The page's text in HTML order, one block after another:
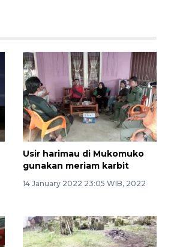
Usir harimau di Mukomuko
gunakan meriam karbit
14 January 2022 23:05 WIB, 2022